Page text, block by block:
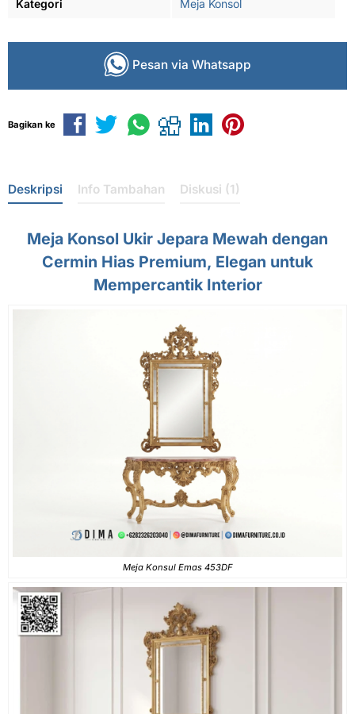
Kategori Meja Konsol
Pesan via Whatsapp
Bagikan ke
Deskripsi Info Tambahan Diskusi (1)
Meja Konsol Ukir Jepara Mewah dengan
Cermin Hias Premium, Elegan untuk
Mempercantik Interior
Meja Konsul Emas 453DF